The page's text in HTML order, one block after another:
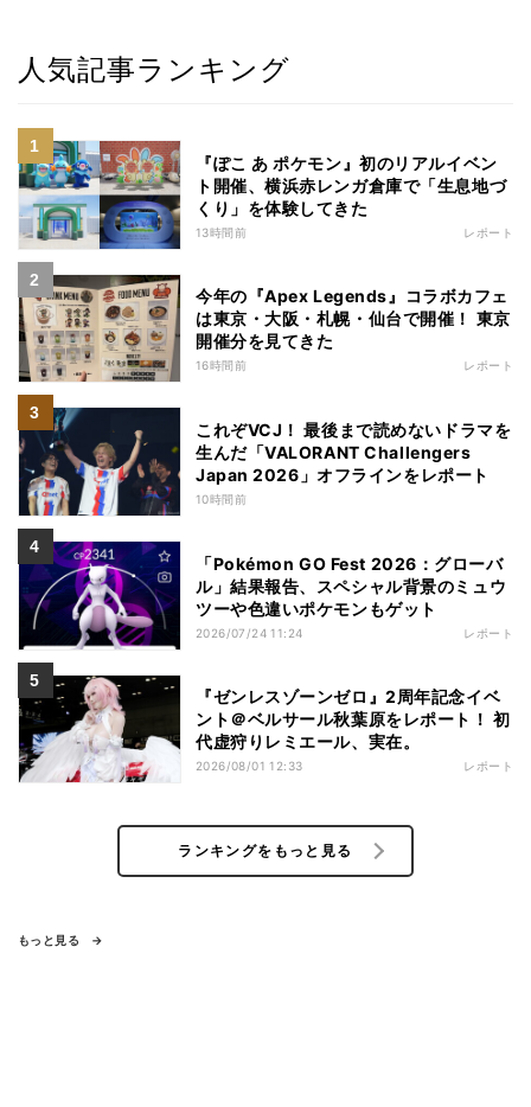
人気記事ランキング
『ぽこ あ ポケモン』初のリアルイベン
ト開催、横浜赤レンガ倉庫で「生息地づ
くり」を体験してきた
13時間前 レポート
今年の『Apex Legends』コラボカフェ
は東京・大阪・札幌・仙台で開催！ 東京
開催分を見てきた
16時間前 レポート
これぞVCJ！ 最後まで読めないドラマを
生んだ「VALORANT Challengers
Japan 2026」オフラインをレポート
10時間前
「Pokémon GO Fest 2026：グローバ
ル」結果報告、スペシャル背景のミュウ
ツーや色違いポケモンもゲット
2026/07/24 11:24 レポート
『ゼンレスゾーンゼロ』2周年記念イベ
ント＠ベルサール秋葉原をレポート！ 初
代虚狩りレミエール、実在。
2026/08/01 12:33 レポート
ランキングをもっと見る
もっと見る